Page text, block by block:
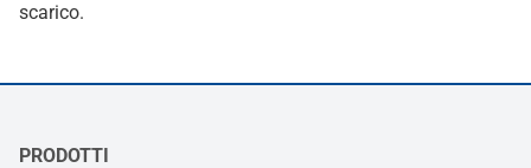
scarico.
PRODOTTI